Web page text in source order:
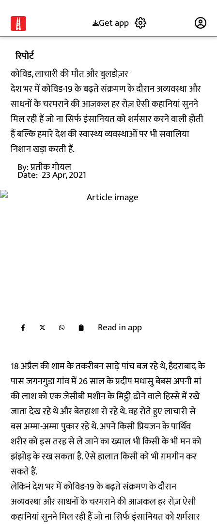
Get app
रिपोर्ट
कोविड, लाचारी की मौत और बुलडोज़र
देश भर में कोविड-19 के बढ़ते संक्रमण के दौरान अव्यवस्था और
साधनों के चरमराने की आजकल हर रोज़ ऐसी कहानियां सुनने
मिल रही हैं जो ना सिर्फ इंसानियत को शर्मसार करने वाली होती
हैं बल्कि हमारे देश की स्वास्थ्य व्यवस्थाओं पर भी सवालिया
निशान खड़ा करती हैं.
By:प्रतीक गोयल
Date: 23 Apr, 2021
Read in app
18 अप्रैल की शाम के तकरीबन साढ़े पांच बज रहे थे, हैदराबाद के
पास जगनगुडा गांव में 26 साल के प्रदीप मधासु बेबस अपनी मां
की लाश को एक जेसीबी मशीन के मिट्ठी ढोने वाले हिस्से में रखे
जाता देख रहे थे और बेतहाशा रो रहे थे. वह रोते हुए लाचारी से
बस अम्मा-अम्मा पुकार रहे थे. अपने किसी प्रियजन के पार्थिव
शरीर को इस तरह से ले जाने का ख्याल भी किसी के भी मन को
झंझोड़ के रख सकता है. ऐसे हालात किसी को भी ग़मगीन कर
सकते हैं.
लेकिनं देश भर में कोविड-19 के बढ़ते संक्रमण के दौरान
अव्यवस्था और साधनों के चरमराने की आजकल हर रोज़ ऐसी
कहानियां सुनने मिल रही हैं जो ना सिर्फ इंसानियत को शर्मसार